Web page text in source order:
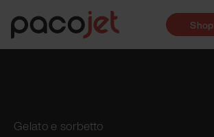
Shop
Gelato e sorbetto